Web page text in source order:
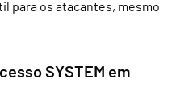
para os atacantes, mesmo
SYSTEM em